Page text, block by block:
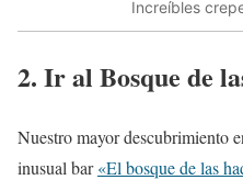
Increíbles
2. Ir al Bosque de
Nuestro mayor descubrimiento
inusual bar«El bosque de las